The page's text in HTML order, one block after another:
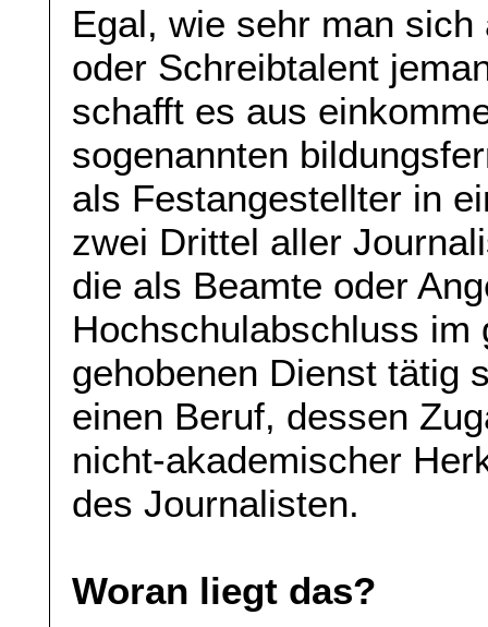
Egal, wie sehr man
oder Schreibtalent
schafft es aus
sogenannten
als Festangestellter in
zwei Drittel aller
die als Beamte oder
Hochschulabschluss im
gehobenen Dienst tätig
einen Beruf, dessen
nicht-akademischer
des Journalisten.
Woran liegt das?